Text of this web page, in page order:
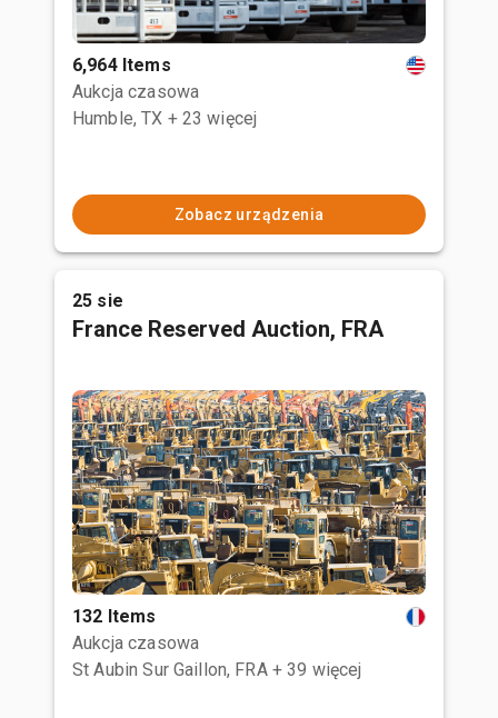
6,964 Items
Aukcja czasowa
Humble, TX + 23 więcej
Zobacz urządzenia
25 sie
France Reserved Auction, FRA
132 Items
Aukcja czasowa
St Aubin Sur Gaillon, FRA + 39 więcej